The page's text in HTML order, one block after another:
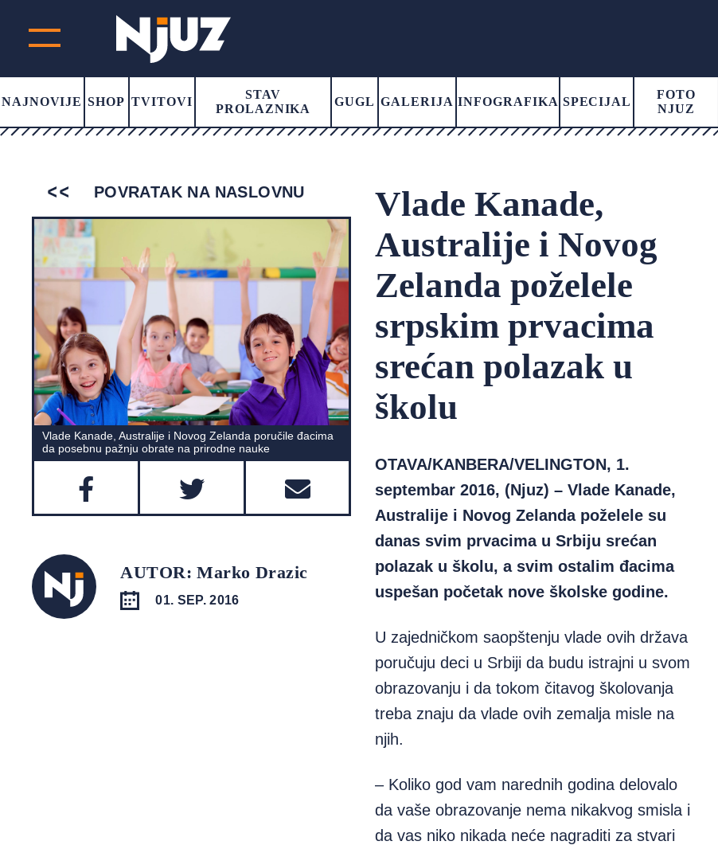
NAJNOVIJE SHOP TVITOVI
STAV
PROLAZNIKA
GUGL GALERIJA INFOGRAFIKA SPECIJAL
FOTO
NJUZ
POVRATAK NA NASLOVNU
Vlade Kanade, Australije i Novog Zelanda poručile đacima
da posebnu pažnju obrate na prirodne nauke
AUTOR: Marko Drazic
01. SEP. 2016
Vlade Kanade,
Australije i Novog
Zelanda poželele
srpskim prvacima
srećan polazak u
školu
OTAVA/KANBERA/VELINGTON, 1.
septembar 2016, (Njuz) – Vlade Kanade,
Australije i Novog Zelanda poželele su
danas svim prvacima u Srbiju srećan
polazak u školu, a svim ostalim đacima
uspešan početak nove školske godine.
U zajedničkom saopštenju vlade ovih država
poručuju deci u Srbiji da budu istrajni u svom
obrazovanju i da tokom čitavog školovanja
treba znaju da vlade ovih zemalja misle na
njih.
– Koliko god vam narednih godina delovalo
da vaše obrazovanje nema nikakvog smisla i
da vas niko nikada neće nagraditi za stvari